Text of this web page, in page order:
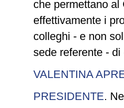
che permettano
effettivamente i
colleghi - e non
sede referente -
VALENTINA
PRESIDENTE.